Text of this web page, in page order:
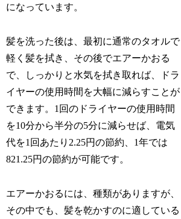
になっています。
髪を洗った後は、最初に通常のタオルで
軽く髪を拭き、その後でエアーかおる
で、しっかりと水気を拭き取れば、ドラ
イヤーの使用時間を大幅に減らすことが
できます。1回のドライヤーの使用時間
を10分から半分の5分に減らせば、電気
代を1回あたり2.25円の節約、1年では
821.25円の節約が可能です。
エアーかおるには、種類がありますが、
その中でも、髪を乾かすのに適している